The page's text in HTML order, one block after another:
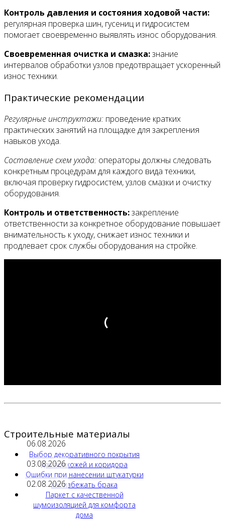
Контроль давления и состояния ходовой части:
регулярная проверка шин, гусениц и гидросистем
помогает своевременно выявлять износ оборудования.
Своевременная очистка и смазка:знание
интервалов обработки узлов предотвращает ускоренный
износ техники.
Практические рекомендации
Регулярные инструктажи: проведение кратких
практических занятий на площадке для закрепления
навыков ухода.
Составление схем ухода: операторы должны следовать
конкретным процедурам для каждого вида техники,
включая проверку гидросистем, узлов смазки и очистку
оборудования.
Контроль и ответственность:закрепление
ответственности за конкретное оборудование повышает
внимательность к уходу, снижает износ техники и
продлевает срок службы оборудования на стройке.
Строительные материалы
06.08.2026
Выбор декоративного покрытия
для прихожей и коридора
03.08.2026
Ошибки при нанесении штукатурки
как избежать брака
02.08.2026
Паркет с качественной
шумоизоляцией для комфорта
дома